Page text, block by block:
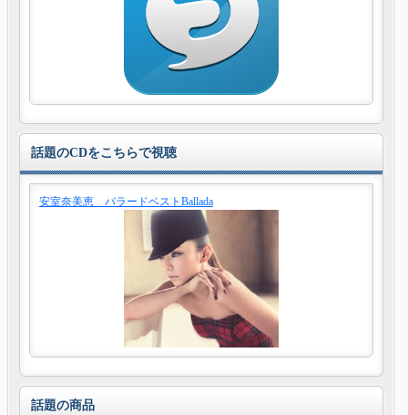
話題のCDをこちらで視聴
安室奈美恵 バラードベストBallada
話題の商品